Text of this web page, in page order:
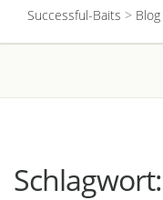
Successful-Baits > Blog
Schlagwort: